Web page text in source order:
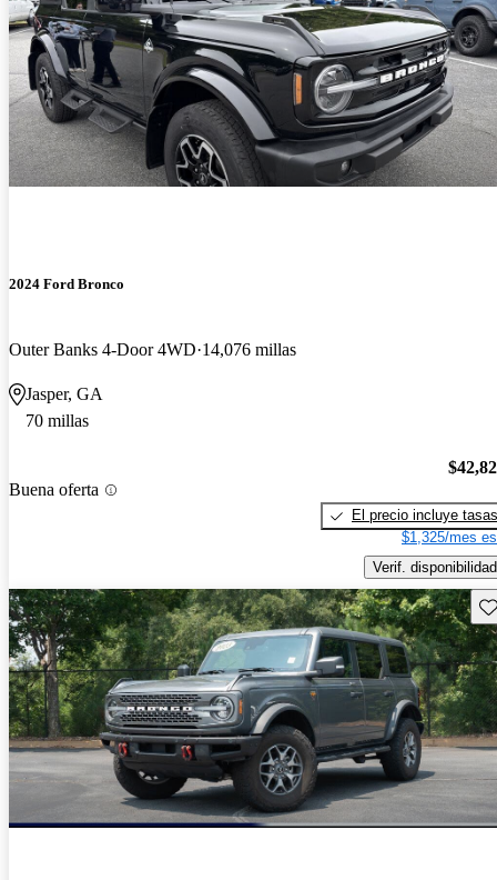
2024 Ford Bronco
Outer Banks 4-Door 4WD 14,076 millas
Jasper, GA
70 millas
Buena oferta
El precio incluye tasas
$1,325/mes
Verif. disponibilidad